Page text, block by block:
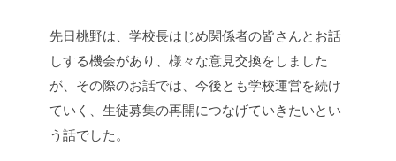
先日桃野は、学校長はじめ関係者の皆さんとお話
しする機会があり、様々な意見交換をしました
が、その際のお話では、今後とも学校運営を続け
ていく、生徒募集の再開につなげていきたいとい
う話でした。